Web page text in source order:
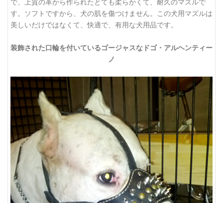
で、上質の革から作られたとても柔らかくて、耐久のマズルで
す。ソフトですから、犬の肌を傷つけません。この犬用マズルは
美しいだけではなくて、快適で、有用な犬用品です。
装飾された口輪を付いているゴージャスなドゴ・アルヘンティー
ノ